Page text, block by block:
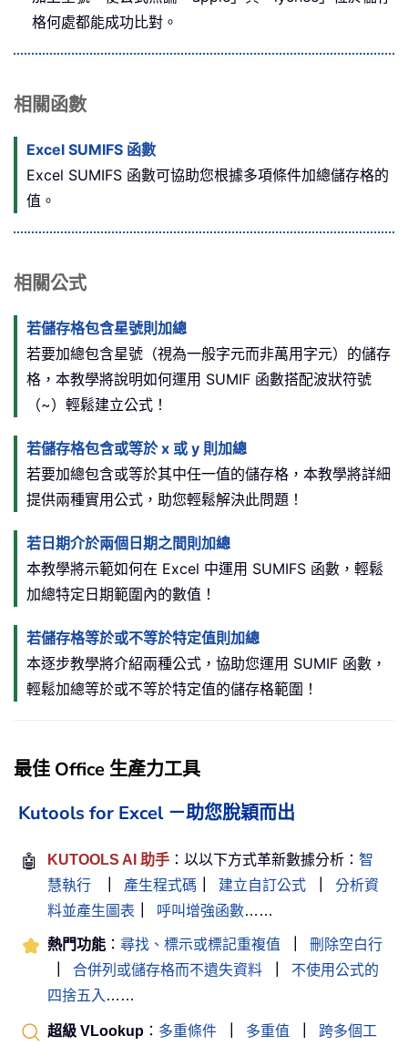
格何處都能成功比對。
相關函數
Excel SUMIFS 函數
Excel SUMIFS 函數可協助您根據多項條件加總儲存格的
值。
相關公式
若儲存格包含星號則加總
若要加總包含星號（視為一般字元而非萬用字元）的儲存
格，本教學將說明如何運用 SUMIF 函數搭配波狀符號
（~）輕鬆建立公式！
若儲存格包含或等於 x 或 y 則加總
若要加總包含或等於其中任一值的儲存格，本教學將詳細
提供兩種實用公式，助您輕鬆解決此問題！
若日期介於兩個日期之間則加總
本教學將示範如何在 Excel 中運用 SUMIFS 函數，輕鬆
加總特定日期範圍內的數值！
若儲存格等於或不等於特定值則加總
本逐步教學將介紹兩種公式，協助您運用 SUMIF 函數，
輕鬆加總等於或不等於特定值的儲存格範圍！
最佳 Office 生產力工具
Kutools for Excel －助您脫穎而出
🤖 KUTOOLS AI 助手 ：以以下方式革新數據分析： 智
慧執行
產生程式碼 建立自訂公式
分析資
料並產生圖表
呼叫增強函數……
熱門功能 ： 尋找、標示或標記重複值
刪除空白行
合併列或儲存格而不遺失資料
不使用公式的
四捨五入 ……
超級 VLookup ： 多重條件 多重值
跨多個工